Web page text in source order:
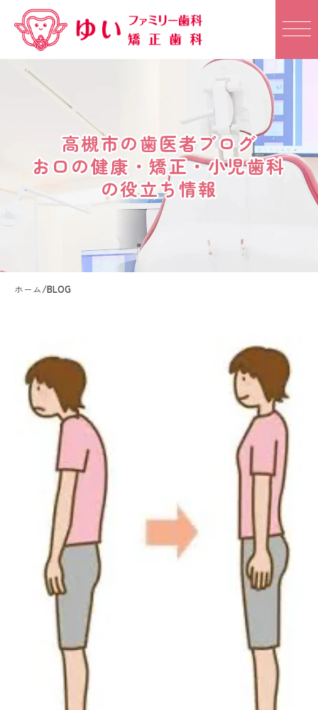
高槻市の歯医者ブログ
お口の健康・矯正・小児歯科
の役立ち情報
高槻市の歯医者ブログ
お口の健康・矯正・小児歯科
の役立ち情報
ホーム/BLOG